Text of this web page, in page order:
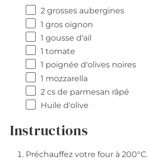
2 grosses aubergines
1 gros oignon
1 gousse d'ail
1 tomate
1 poignée d'olives noires
1 mozzarella
2 cs de parmesan râpé
Huile d'olive
Instructions
Préchauffez votre four à 200°C.